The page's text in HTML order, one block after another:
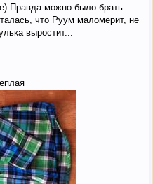
Правда можно было брать
что Руум маломерит, не
выростит...